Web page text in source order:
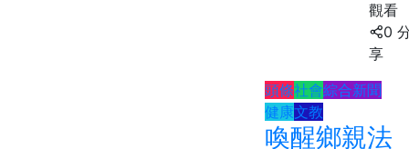
觀看
0
享
頭條社會綜合新聞
健康文教
喚醒鄉親法